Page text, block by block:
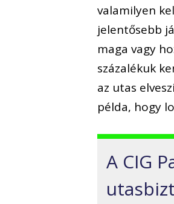
valamilyen
jelentősebb
maga vagy
százalékuk
az utas
példa, hogy
A CIG